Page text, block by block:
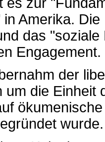
in Amerika.
das
Engagement.
der
um die Einheit
wurde.